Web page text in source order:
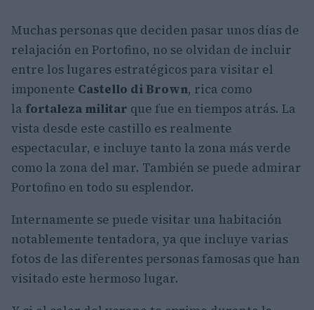
Muchas personas que deciden pasar unos días de
relajación en Portofino, no se olvidan de incluir
entre los lugares estratégicos para visitar el
imponente Castello di Brown, rica como
la fortaleza militar que fue en tiempos atrás. La
vista desde este castillo es realmente
espectacular, e incluye tanto la zona más verde
como la zona del mar. También se puede admirar
Portofino en todo su esplendor.
Internamente se puede visitar una habitación
notablemente tentadora, ya que incluye varias
fotos de las diferentes personas famosas que han
visitado este hermoso lugar.